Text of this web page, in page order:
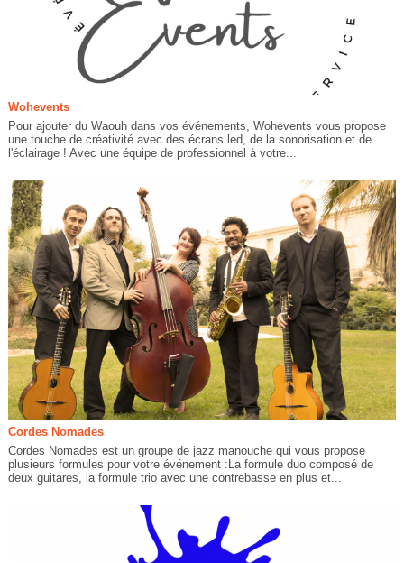
Wohevents
Pour ajouter du Waouh dans vos événements, Wohevents vous propose
une touche de créativité avec des écrans led, de la sonorisation et de
l'éclairage ! Avec une équipe de professionnel à votre...
Cordes Nomades
Cordes Nomades est un groupe de jazz manouche qui vous propose
plusieurs formules pour votre événement :La formule duo composé de
deux guitares, la formule trio avec une contrebasse en plus et...